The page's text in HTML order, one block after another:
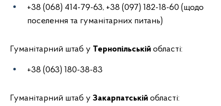
+38 (068) 414-79-63, +38 (097) 182-18-60 (щодо
поселення та гуманітарних питань)
Гуманітарний штаб у Тернопільській області:
+38 (063) 180-38-83
Гуманітарний штаб у Закарпатській області: